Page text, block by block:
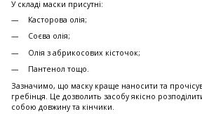
У складі маски присутні:
Касторова олія;
Соєва олія;
Олія з абрикосових кісточок;
Пантенол тощо.
Зазначимо, що маску краще наносити та
гребінця. Це дозволить засобу якісно
собою довжину та кінчики.